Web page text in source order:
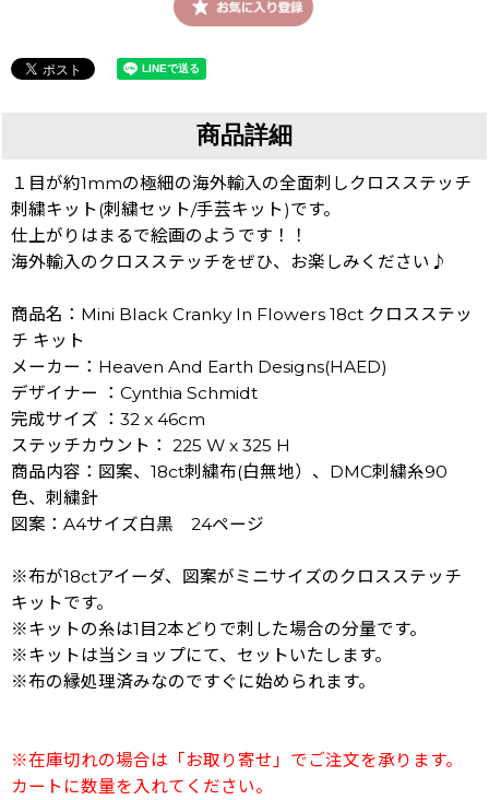
商品詳細
１目が約1mmの極細の海外輸入の全面刺しクロスステッチ
刺繍キット(刺繍セット/手芸キット)です。
仕上がりはまるで絵画のようです！！
海外輸入のクロスステッチをぜひ、お楽しみください♪
商品名：Mini Black Cranky In Flowers 18ct クロスステッ
チ キット
メーカー：Heaven And Earth Designs(HAED)
デザイナー ：Cynthia Schmidt
完成サイズ ：32 x 46cm
ステッチカウント： 225 W x 325 H
商品内容：図案、18ct刺繍布(白無地）、DMC刺繍糸90
色、刺繍針
図案：A4サイズ白黒 24ページ
※布が18ctアイーダ、図案がミニサイズのクロスステッチ
キットです。
※キットの糸は1目2本どりで刺した場合の分量です。
※キットは当ショップにて、セットいたします。
※布の縁処理済みなのですぐに始められます。
※在庫切れの場合は「お取り寄せ」でご注文を承ります。
カートに数量を入れてください。